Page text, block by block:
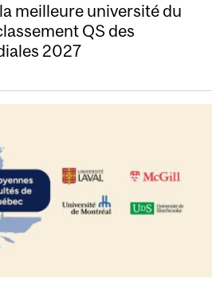
meilleure université du
QS des
2027